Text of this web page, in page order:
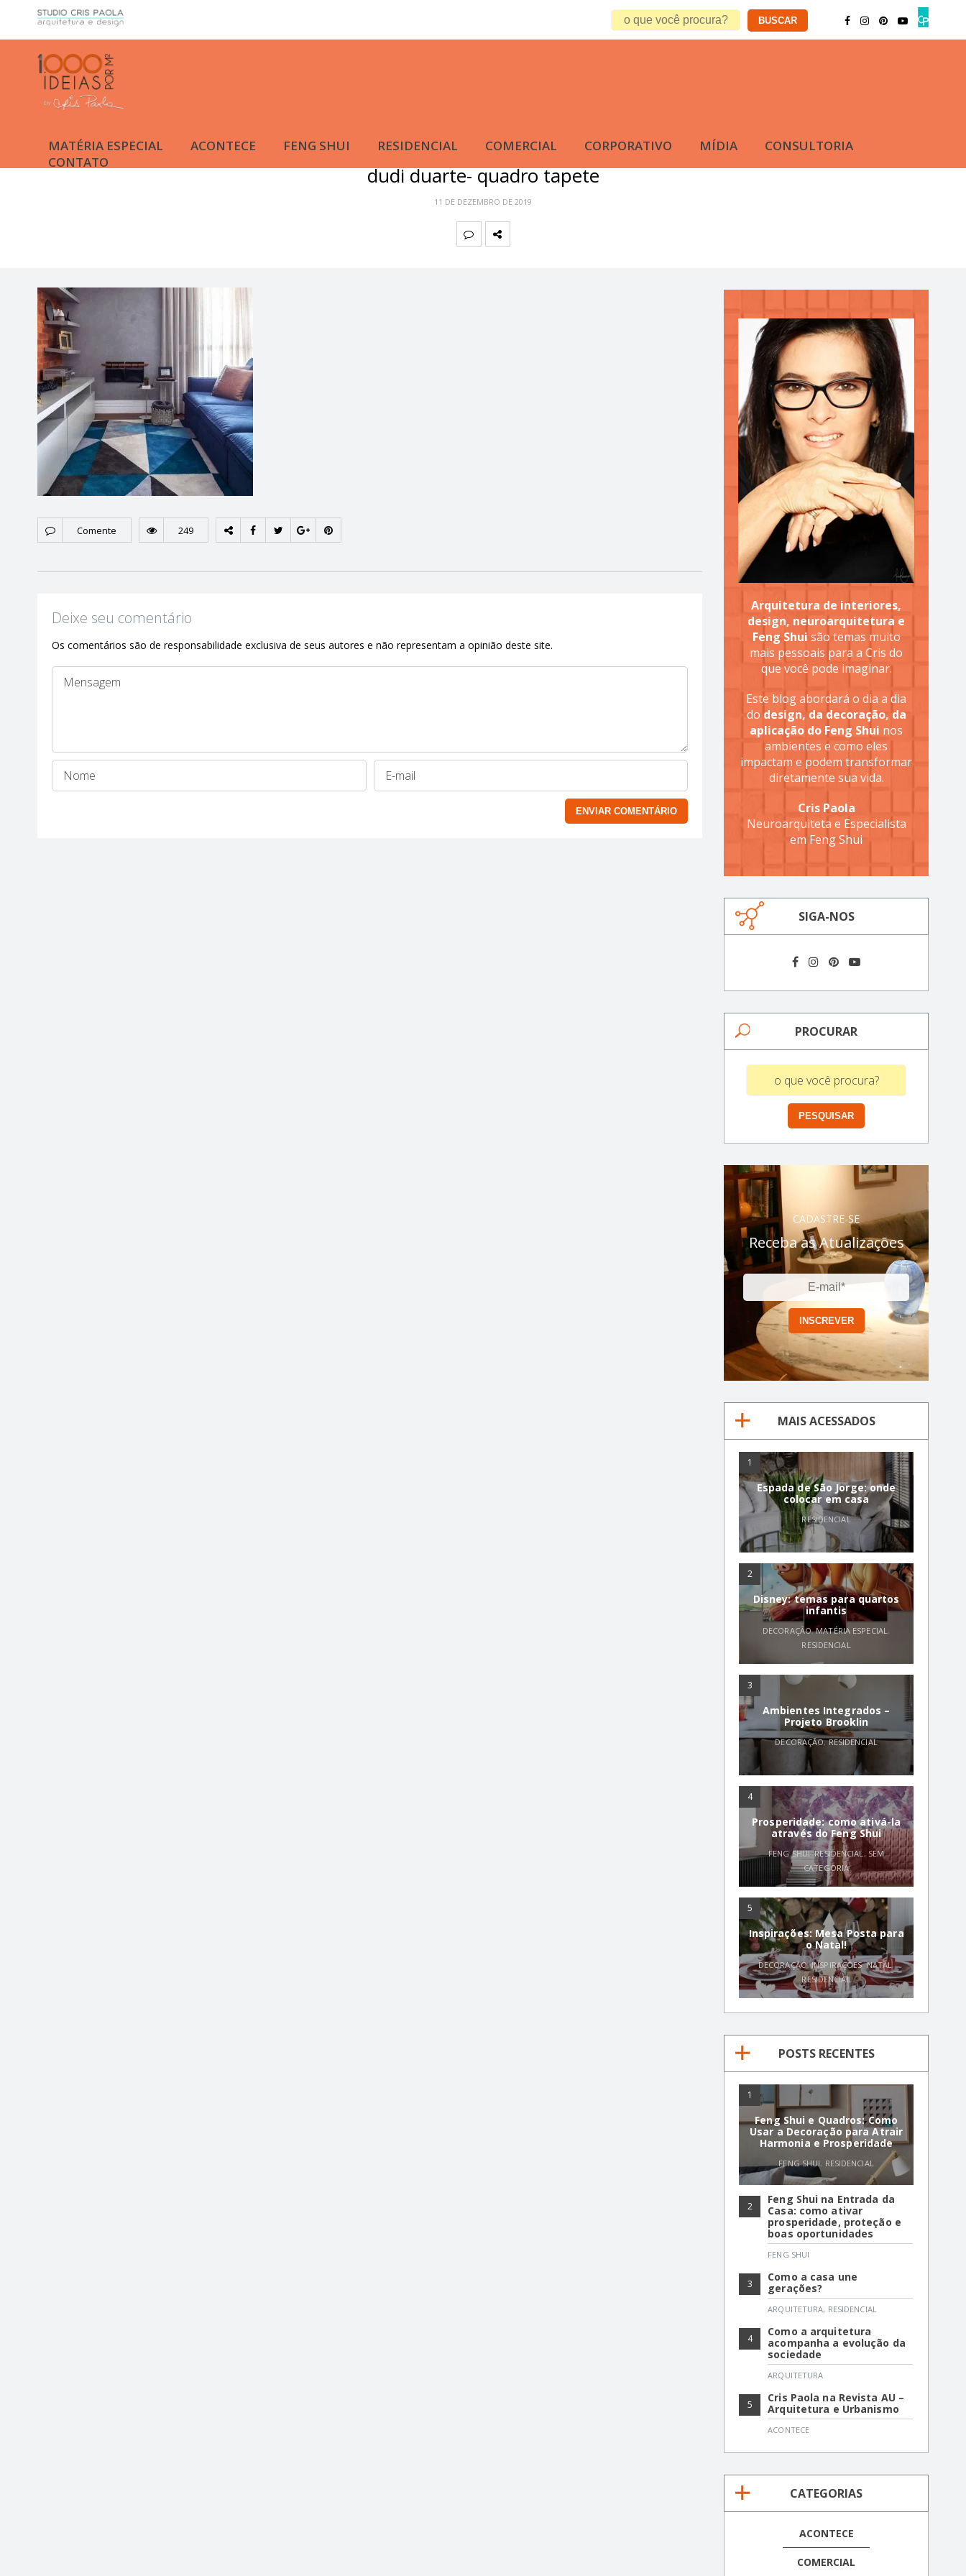
MATÉRIA ESPECIAL ACONTECE FENG SHUI RESIDENCIAL COMERCIAL CORPORATIVO MÍDIA
CONSULTORIA
CONTATO
dudi duarte- quadro tapete
11 DE DEZEMBRO DE 2019
Comente 249
Deixe seu comentário
Os comentários são de responsabilidade exclusiva de seus autores e não representam a opinião deste site.
Arquitetura de interiores,
design, neuroarquitetura e
Feng Shui são temas muito
mais pessoais para a Cris do
que você pode imaginar.
Este blog abordará o dia a dia
do design, da decoração, da
aplicação do Feng Shui nos
ambientes e como eles
impactam e podem transformar
diretamente sua vida.
Cris Paola
Neuroarquiteta e Especialista
em Feng Shui
SIGA-NOS
PROCURAR
CADASTRE-SE
Receba as Atualizações
MAIS ACESSADOS
1
Espada de São Jorge: onde
colocar em casa
RESIDENCIAL
2
Disney: temas para quartos
infantis
DECORAÇÃO,MATÉRIA ESPECIAL,
RESIDENCIAL
3
Ambientes Integrados –
Projeto Brooklin
DECORAÇÃO,RESIDENCIAL
4
Prosperidade: como ativá-la
através do Feng Shui
FENG SHUI,RESIDENCIAL, SEM
CATEGORIA
5
Inspirações: Mesa Posta para
o Natal!
DECORAÇÃO,INSPIRAÇÕES,NATAL,
RESIDENCIAL
POSTS RECENTES
1
Feng Shui e Quadros: Como
Usar a Decoração para Atrair
Harmonia e Prosperidade
FENG SHUI, RESIDENCIAL
2
Feng Shui na Entrada da
Casa: como ativar
prosperidade, proteção e
boas oportunidades
FENG SHUI
3
Como a casa une
gerações?
ARQUITETURA, RESIDENCIAL
4
Como a arquitetura
acompanha a evolução da
sociedade
ARQUITETURA
5
Cris Paola na Revista AU –
Arquitetura e Urbanismo
ACONTECE
CATEGORIAS
ACONTECE
COMERCIAL